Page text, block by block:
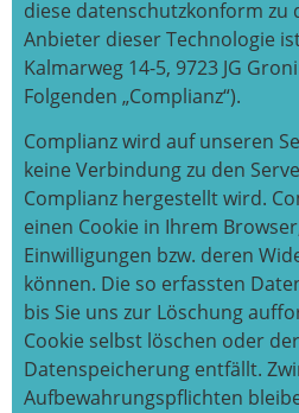
diese datenschutzkonform zu
Anbieter dieser Technologie
Kalmarweg 14-5, 9723 JG
Folgenden „Complianz“).
Complianz wird auf unseren
keine Verbindung zu den
Complianz hergestellt wird.
einen Cookie in Ihrem
Einwilligungen bzw. deren
können. Die so erfassten
bis Sie uns zur Löschung
Cookie selbst löschen oder
Datenspeicherung entfällt.
Aufbewahrungspflichten